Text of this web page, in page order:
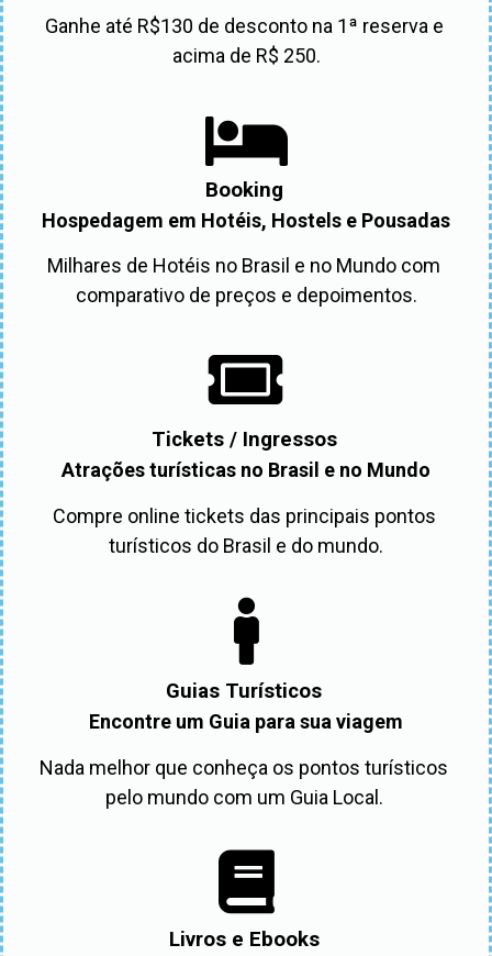
Ganhe até R$130 de desconto na 1ª reserva e
acima de R$ 250.
Booking
Hospedagem em Hotéis, Hostels e Pousadas
Milhares de Hotéis no Brasil e no Mundo com
comparativo de preços e depoimentos.
Tickets / Ingressos
Atrações turísticas no Brasil e no Mundo
Compre online tickets das principais pontos
turísticos do Brasil e do mundo.
Guias Turísticos
Encontre um Guia para sua viagem
Nada melhor que conheça os pontos turísticos
pelo mundo com um Guia Local.
Livros e Ebooks